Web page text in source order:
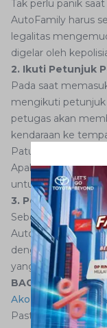
Tak perlu panik
AutoFamily harus
legalitas
digelar oleh
2. Ikuti Petunjuk
Pada saat
mengikuti petunjuk
petugas akan
kendaraan ke
Patuhi semua
Apabila ada
untuk bertanya
3. Persiapkan
Sebelum memasuki
AutoFamily telah
dengan baik.
yang mungkin
BACA JUGA:
Akomodir
Pastikan